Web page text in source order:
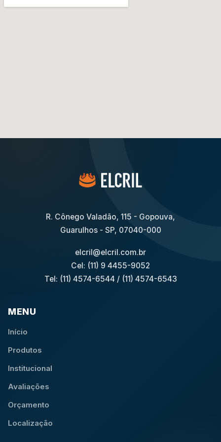
R. Cônego Valadão, 115 - Gopouva,
Guarulhos - SP, 07040-000
elcril@elcril.com.br
Cel: (11) 9 4455-9052
Tel: (11) 4574-6544 / (11) 4574-6543
MENU
Início
Produtos
Institucional
Avaliações
Orçamento
Localização